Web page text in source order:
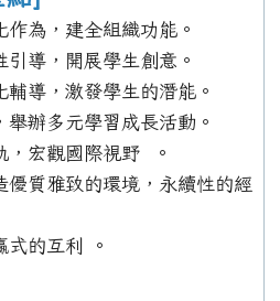
為，建全組織功能。
導，開展學生創意。
導，激發學生的潛能。
辦多元學習成長活動。
，宏觀國際視野 。
優質雅致的環境，永續性的經
式的互利 。